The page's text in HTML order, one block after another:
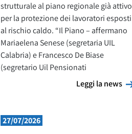
strutturale al piano regionale già attivo
per la protezione dei lavoratori esposti
al rischio caldo. “Il Piano – affermano
Mariaelena Senese (segretaria UIL
Calabria) e Francesco De Biase
(segretario Uil Pensionati
Leggi la news
27/07/2026